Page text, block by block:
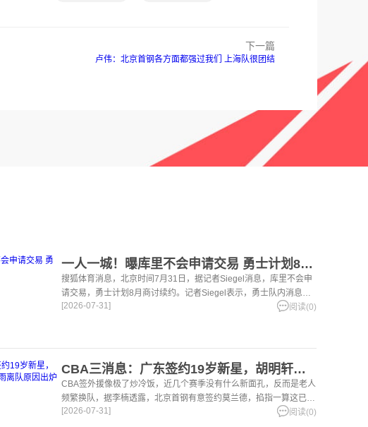
下一篇
卢伟：北京首钢各方面都强过我们 上海队很团结
一人一城！曝库里不会申请交易 勇士计划8月商讨续约
搜狐体育消息，北京时间7月31日，据记者Siegel消息，库里不会申
请交易，勇士计划8月商讨续约。记者Siegel表示，勇士队内消息人
士透露，斯蒂芬-库里不会提出交易申请，
[2026-07-31] 阅读(0)
CBA三消息：广东签约19岁新星，胡明轩左右为难，朱芳雨离队原因出炉
CBA签外援像极了炒冷饭，近几个赛季没有什么新面孔，反而是老人
频繁换队，据李楠透露，北京首钢有意签约莫兰德，掐指一算这已经
是他第4次更换工作，辽宁和广东轮流换
[2026-07-31] 阅读(0)